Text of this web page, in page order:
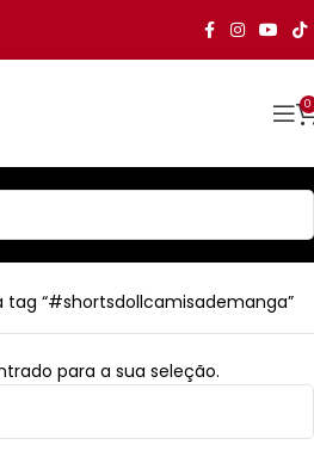
0
“#shortsdollcamisademanga”
para a sua seleção.